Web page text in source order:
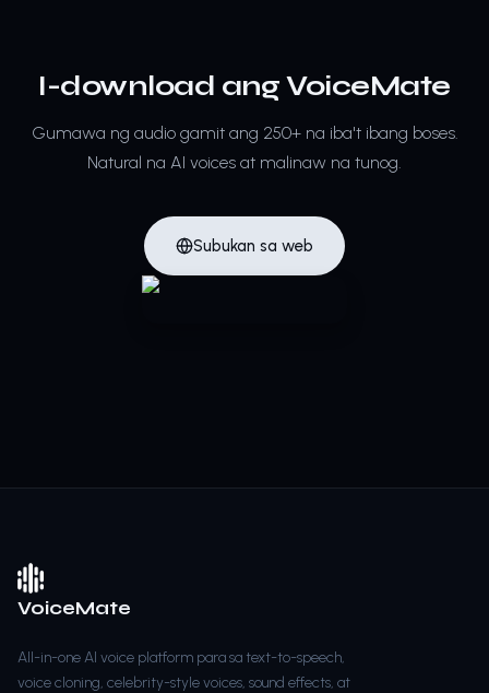
I-download ang VoiceMate
Gumawa ng audio gamit ang 250+ na iba't ibang boses.
Natural na AI voices at malinaw na tunog.
Subukan sa web
VoiceMate
All-in-one AI voice platform para sa text-to-speech,
voice cloning, celebrity-style voices, sound effects, at